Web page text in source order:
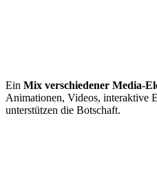
Ein Mix verschiedener Media-
Animationen, Videos, interaktive
unterstützen die Botschaft.